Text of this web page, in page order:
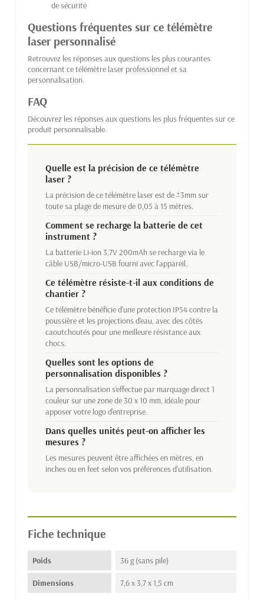
de sécurité
Questions fréquentes sur ce télémètre
laser personnalisé
Retrouvez les réponses aux questions les plus courantes
concernant ce télémètre laser professionnel et sa
personnalisation.
FAQ
Découvrez les réponses aux questions les plus fréquentes sur ce
produit personnalisable.
Quelle est la précision de ce télémètre
laser ?
La précision de ce télémètre laser est de ±3mm sur
toute sa plage de mesure de 0,05 à 15 mètres.
Comment se recharge la batterie de cet
instrument ?
La batterie Li-ion 3,7V 200mAh se recharge via le
câble USB/micro-USB fourni avec l'appareil.
Ce télémètre résiste-t-il aux conditions de
chantier ?
Ce télémètre bénéficie d'une protection IP54 contre la
poussière et les projections d'eau, avec des côtés
caoutchoutés pour une meilleure résistance aux
chocs.
Quelles sont les options de
personnalisation disponibles ?
La personnalisation s'effectue par marquage direct 1
couleur sur une zone de 30 x 10 mm, idéale pour
apposer votre logo d'entreprise.
Dans quelles unités peut-on afficher les
mesures ?
Les mesures peuvent être affichées en mètres, en
inches ou en feet selon vos préférences d'utilisation.
Fiche technique
Poids 36 g (sans pile)
Dimensions 7,6 x 3,7 x 1,5 cm